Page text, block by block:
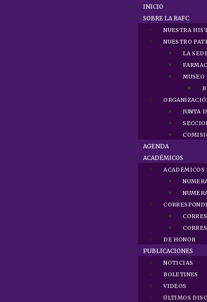
INICIO
SOBRE LA RAFC
NUESTRA
NUESTRO
LA
MUSEO
JUNTA
AGENDA
ACADÉMICOS
ACADÉMICOS
DE HONOR
PUBLICACIONES
NOTICIAS
BOLETINES
VIDEOS
ÚLTIMOS